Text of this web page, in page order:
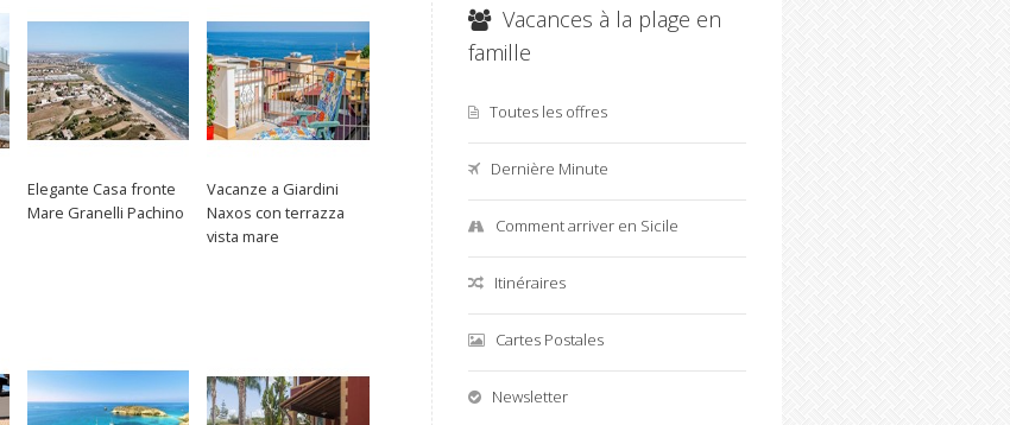
Elegante Casa fronte
Mare Granelli Pachino
Vacanze a Giardini
Naxos con terrazza
vista mare
Vacances à la plage en
famille
Toutes les offres
Dernière Minute
Comment arriver en Sicile
Itinéraires
Cartes Postales
Newsletter